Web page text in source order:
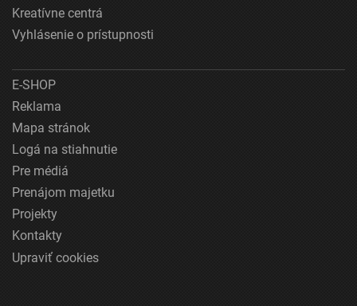
Kreatívne centrá
Vyhlásenie o prístupnosti
E-SHOP
Reklama
Mapa stránok
Logá na stiahnutie
Pre médiá
Prenájom majetku
Projekty
Kontakty
Upraviť cookies